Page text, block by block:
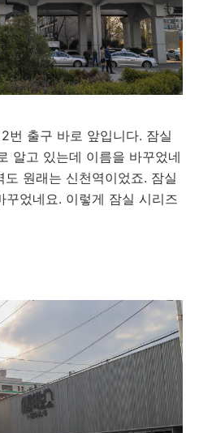
번 출구 바로 앞입니다. 잠실
알고 있는데 이름을 바꾸었네
원래는 신천역이었죠. 잠실
꾸었네요. 이렇게 잠실 시리즈